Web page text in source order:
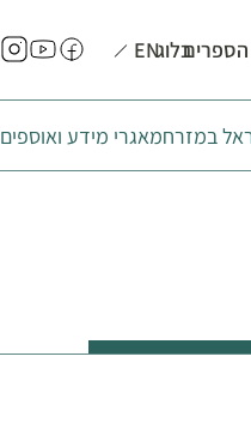
הספריםבלוגEN
במזרחמאגרי מידע ואוספים